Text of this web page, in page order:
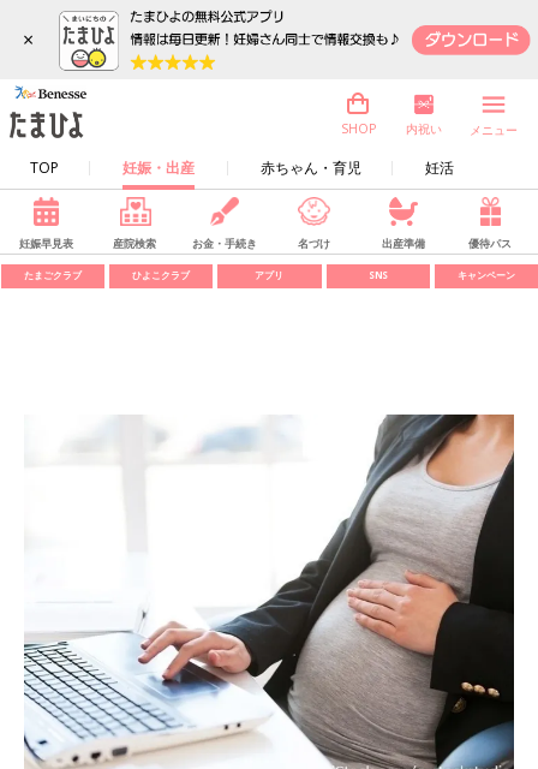
×
TOP 妊娠・出産 赤ちゃん・育児 妊活
SHOP 内祝い メニュー
妊娠早見表 産院検索 お金・手続き 名づけ 出産準備 優待パス
たまごクラブ ひよこクラブ アプリ SNS キャンペーン